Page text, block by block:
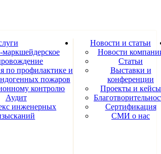
маркшейдерское
по профилактике и
пожаров
контролю
Аудит
инженерных
Новости и статьи
Новости
Статьи
Выставки и
конференции
Проекты и кейсы
Сертификация
СМИ о нас